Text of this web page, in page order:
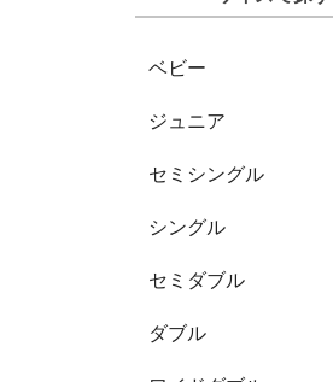
ベビー
ジュニア
セミシングル
シングル
セミダブル
ダブル